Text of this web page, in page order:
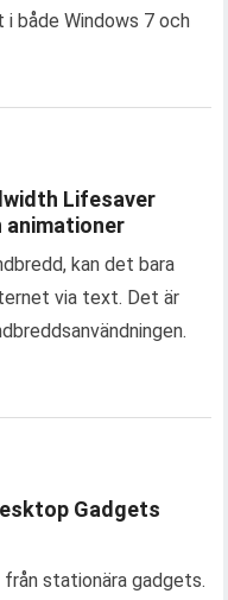
både Windows 7 och
Lifesaver
animationer
kan det bara
via text. Det är
Gadgets
stationära gadgets.